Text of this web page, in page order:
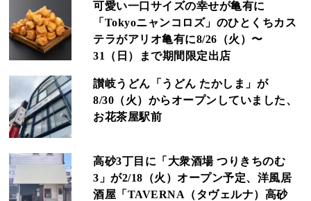
可愛い一口サイズの幸せが亀有に
「Tokyoニャンコロズ」のひとくちカス
テラがアリオ亀有に8/26（火）〜
31（日）まで期間限定出店
讃岐うどん「うどん たかしま」が
8/30（火）からオープンしていました、
お花茶屋駅前
高砂3丁目に「大衆酒場 つりきちのむ
3」が2/18（火）オープン予定、洋風居
酒屋「TAVERNA（タヴェルナ）高砂